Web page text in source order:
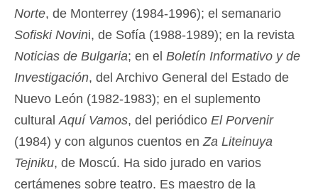
Norte, de Monterrey (1984-1996); el semanario
Sofiski Novini, de Sofía (1988-1989); en la revista
Noticias de Bulgaria; en el Boletín Informativo y de
Investigación, del Archivo General del Estado de
Nuevo León (1982-1983); en el suplemento
cultural Aquí Vamos, del periódico El Porvenir
(1984) y con algunos cuentos en Za Liteinuya
Tejniku, de Moscú. Ha sido jurado en varios
certámenes sobre teatro. Es maestro de la